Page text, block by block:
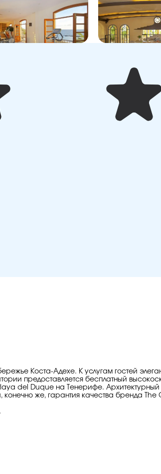
Коста-Адехе. К услугам гостей
предоставляется бесплатный
del Duque на Тенерифе.
же, гарантия качества бренда The